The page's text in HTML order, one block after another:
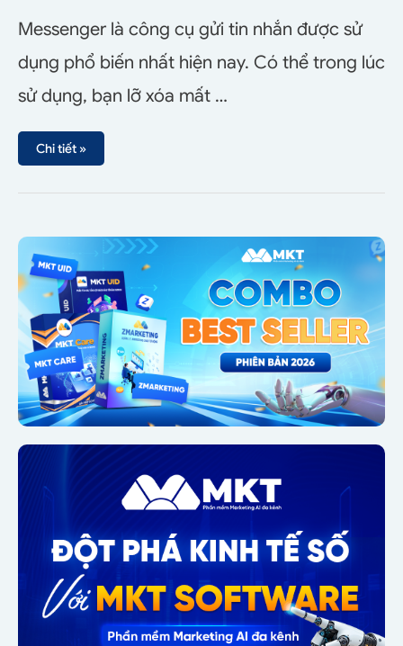
Messenger là công cụ gửi tin nhắn được sử
dụng phổ biến nhất hiện nay. Có thể trong lúc
sử dụng, bạn lỡ xóa mất …
Chi tiết »